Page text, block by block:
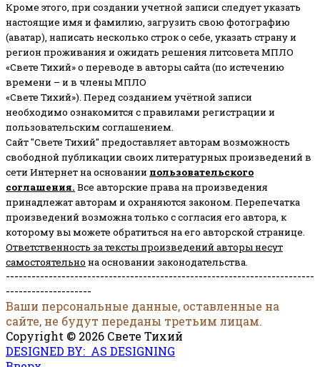
Кроме этого, при создании учетной записи следует указать
настоящие имя и фамилию, загрузить свою фотографию
(аватар), написать несколько строк о себе, указать страну и
регион проживания и ожидать решения литсовета МПЛО
«Свете Тихий» о переводе в авторы сайта (по истечению
времени – и в члены МПЛО
«Свете Тихий»). Перед созданием учётной записи
необходимо ознакомится с правилами регистрации и
пользовательским соглашением.
Сайт "Свете Тихий" предоставляет авторам возможность
свободной публикации своих литературных произведений в
сети Интернет на основании пользовательского
соглашения. Все авторские права на произведения
принадлежат авторам и охраняются законом. Перепечатка
произведений возможна только с согласия его автора, к
которому вы можете обратиться на его авторской странице.
Ответственность за тексты произведений авторы несут
самостоятельно на основании законодательства.
------------------------------------------------------------------------
--------------------
Ваши персональные данные, оставленные на
сайте, не будут переданы третьим лицам.
Copyright © 2026 Свете Тихий
DESIGNED BY: AS DESIGNING